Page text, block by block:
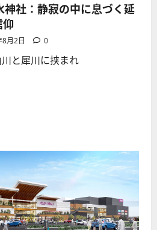
神社：静寂の中に息づく延
月2日 0
と犀川に挟まれ